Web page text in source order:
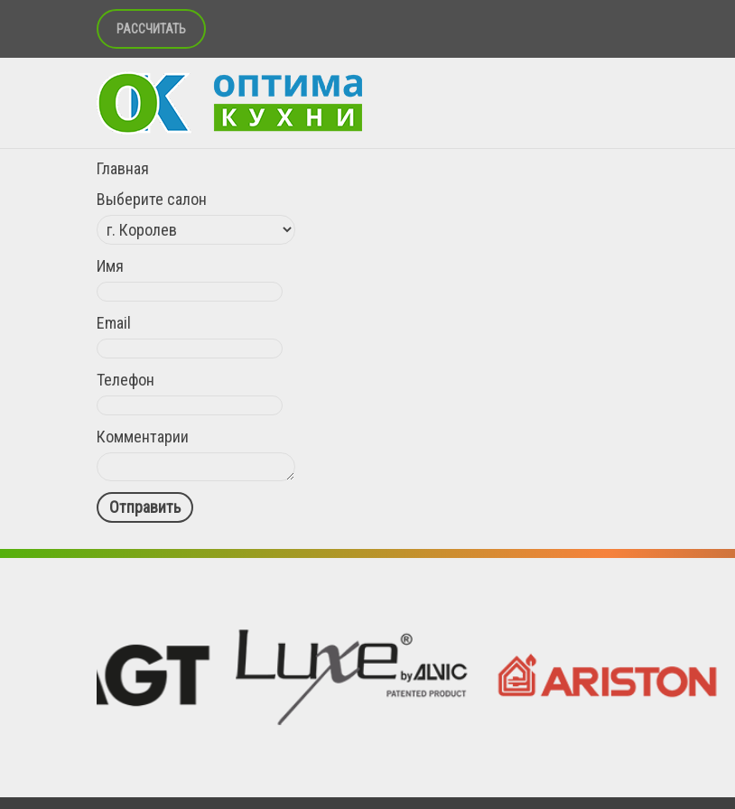
РАССЧИТАТЬ
Главная
Выберите салон
Имя
Email
Телефон
Комментарии
Отправить